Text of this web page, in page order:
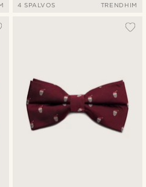
4 SPALVOS TRENDHIM